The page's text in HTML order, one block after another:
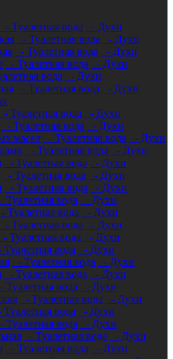
- Туалетная вода
- Духи
- Туалетная вода
- Духи
- Туалетная вода
- Духи
- Туалетная вода
- Духи
вода
- Духи
- Туалетная вода - Духи
- Туалетная вода
- Духи
- Туалетная вода
- Духи
масел
- Туалетная вода
- Духи
- Туалетная вода
- Духи
- Туалетная вода
- Духи
- Туалетная вода
- Духи
- Туалетная вода
- Духи
- Туалетная вода
- Духи
- Туалетная вода
- Духи
- Туалетная вода
- Духи
- Туалетная вода
- Духи
Туалетная вода
- Духи
- Туалетная вода
- Духи
- Туалетная вода
- Духи
- Туалетная вода
- Духи
- Туалетная вода
- Духи
Туалетная вода
- Духи
- Туалетная вода
- Духи
- Туалетная вода
- Духи
- Туалетная вода
- Духи